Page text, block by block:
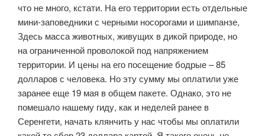
что не много, кстати. На его территории есть отдельные
мини-заповедники с черными носорогами и шимпанзе,
Здесь масса животных, живущих в дикой природе, но
на ограниченной проволокой под напряжением
территории. И цены на его посещение бодрые – 85
долларов с человека. Но эту сумму мы оплатили уже
заранее еще 19 мая в общем пакете. Однако, это не
помешало нашему гиду, как и неделей ранее в
Серенгети, начать клянчить у нас чтобы мы оплатили